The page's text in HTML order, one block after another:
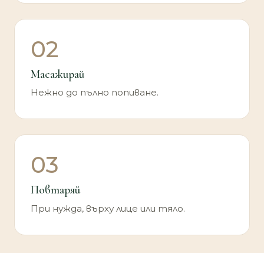
02
Масажирай
Нежно до пълно попиване.
03
Повтаряй
При нужда, върху лице или тяло.